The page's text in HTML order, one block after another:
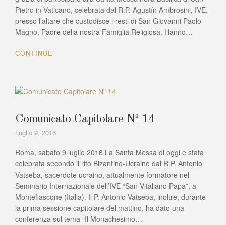
Pietro in Vaticano, celebrata dal R.P. Agustín Ambrosini, IVE,
presso l’altare che custodisce i resti di San Giovanni Paolo
Magno, Padre della nostra Famiglia Religiosa. Hanno…
CONTINUE
Comunicato Capitolare Nº 14
Luglio 9, 2016
Roma, sabato 9 luglio 2016 La Santa Messa di oggi è stata
celebrata secondo il rito Bizantino-Ucraino dal R.P. Antonio
Vatseba, sacerdote ucraino, attualmente formatore nel
Seminario Internazionale dell’IVE “San Vitaliano Papa”, a
Montefiascone (Italia). Il P. Antonio Vatseba, inoltre, durante
la prima sessione capitolare del mattino, ha dato una
conferenza sul tema “Il Monachesimo…